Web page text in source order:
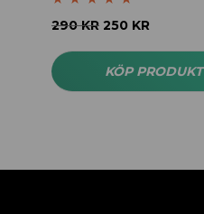
Betygsatt4.75
290KR 250 KR
KÖP PRODUKT